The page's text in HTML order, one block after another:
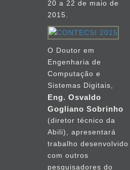
20 a 22 de maio de
2015.
O Doutor em
Engenharia de
Computação e
Sistemas Digitais,
Eng. Osvaldo
Gogliano Sobrinho
(diretor técnico da
Abili), apresentará
trabalho desenvolvido
com outros
pesquisadores do